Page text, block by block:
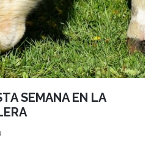
SEMANA EN LA